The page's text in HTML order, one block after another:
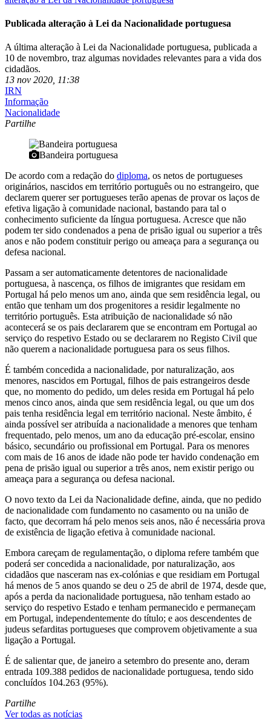
Publicada alteração à Lei da Nacionalidade portuguesa
A última alteração à Lei da Nacionalidade portuguesa, publicada a
10 de novembro, traz algumas novidades relevantes para a vida dos
cidadãos.
13 nov 2020, 11:38
IRN
Informação
Nacionalidade
Partilhe
Bandeira portuguesa
De acordo com a redação do diploma, os netos de portugueses
originários, nascidos em território português ou no estrangeiro, que
declarem querer ser portugueses terão apenas de provar os laços de
efetiva ligação à comunidade nacional, bastando para tal o
conhecimento suficiente da língua portuguesa. Acresce que não
podem ter sido condenados a pena de prisão igual ou superior a três
anos e não podem constituir perigo ou ameaça para a segurança ou
defesa nacional.
Passam a ser automaticamente detentores de nacionalidade
portuguesa, à nascença, os filhos de imigrantes que residam em
Portugal há pelo menos um ano, ainda que sem residência legal, ou
então que tenham um dos progenitores a residir legalmente no
território português. Esta atribuição de nacionalidade só não
acontecerá se os pais declararem que se encontram em Portugal ao
serviço do respetivo Estado ou se declararem no Registo Civil que
não querem a nacionalidade portuguesa para os seus filhos.
É também concedida a nacionalidade, por naturalização, aos
menores, nascidos em Portugal, filhos de pais estrangeiros desde
que, no momento do pedido, um deles resida em Portugal há pelo
menos cinco anos, ainda que sem residência legal, ou que um dos
pais tenha residência legal em território nacional. Neste âmbito, é
ainda possível ser atribuída a nacionalidade a menores que tenham
frequentado, pelo menos, um ano da educação pré-escolar, ensino
básico, secundário ou profissional em Portugal. Para os menores
com mais de 16 anos de idade não pode ter havido condenação em
pena de prisão igual ou superior a três anos, nem existir perigo ou
ameaça para a segurança ou defesa nacional.
O novo texto da Lei da Nacionalidade define, ainda, que no pedido
de nacionalidade com fundamento no casamento ou na união de
facto, que decorram há pelo menos seis anos, não é necessária prova
de existência de ligação efetiva à comunidade nacional.
Embora careçam de regulamentação, o diploma refere também que
poderá ser concedida a nacionalidade, por naturalização, aos
cidadãos que nasceram nas ex-colónias e que residiam em Portugal
há menos de 5 anos quando se deu o 25 de abril de 1974, desde que,
após a perda da nacionalidade portuguesa, não tenham estado ao
serviço do respetivo Estado e tenham permanecido e permaneçam
em Portugal, independentemente do título; e aos descendentes de
judeus sefarditas portugueses que comprovem objetivamente a sua
ligação a Portugal.
É de salientar que, de janeiro a setembro do presente ano, deram
entrada 109.388 pedidos de nacionalidade portuguesa, tendo sido
concluídos 104.263 (95%).
Partilhe
Ver todas as notícias